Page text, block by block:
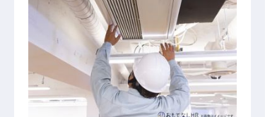
施設管理スタッフ（総合職）